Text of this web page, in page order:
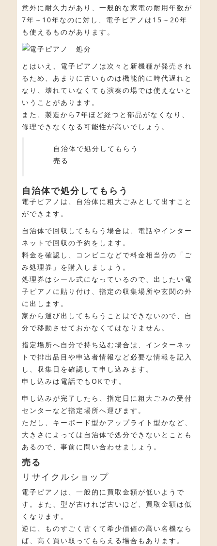
意外に耐久力があり、一般的な家電の耐用年数が
7年～10年なのに対し、電子ピアノは15～20年
も使えるものがあります。
とはいえ、電子ピアノは次々と新機種が発売され
るため、あまりに古いものは機能的に時代遅れと
なり、壊れていなくても演奏の場では使えないと
いうことがあります。
また、製造から7年ほど経つと部品がなくなり、
修理できなくなる可能性が高いでしょう。
自治体で処分してもらう
売る
自治体で処分してもらう
電子ピアノは、自治体に粗大ごみとして出すこと
ができます。
自治体で回収してもらう場合は、電話やインター
ネットで回収の予約をします。
料金を確認し、コンビニなどで料金相当分の「ご
み処理券」を購入しましょう。
処理券はシール式になっているので、出したい電
子ピアノに貼り付け、指定の収集場所や玄関の外
に出します。
家から運び出してもらうことはできないので、自
分で移動させておかなくてはなりません。
指定場所へ自分で持ち込む場合は、インターネッ
トで排出品目や申込者情報など必要な情報を記入
し、収集日を確認して申し込みます。
申し込みは電話でもOKです。
申し込みが完了したら、指定日に粗大ごみの受付
センターなど指定場所へ運びます。
ただし、キーボード型かアップライト型かなど、
大きさによっては自治体で処分できないとことも
あるので、事前に問い合わせましょう。
売る
リサイクルショップ
電子ピアノは、一般的に買取金額が低いようで
す。また、型が古ければ古いほど、買取金額は低
くなります。
逆に、ものすごく古くて希少価値の高い名機なら
ば、高く買い取ってもらえる場合もあります。